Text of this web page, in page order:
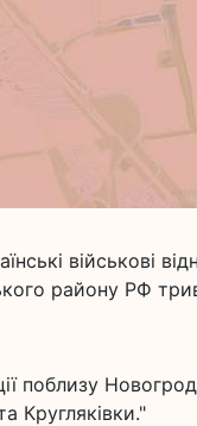
військові
району РФ
поблизу
Кругляківки."